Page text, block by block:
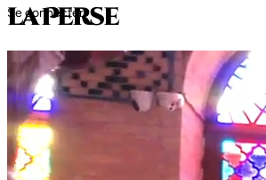
Se connecter
laPerse